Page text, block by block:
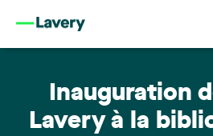
Inauguration
Lavery à la